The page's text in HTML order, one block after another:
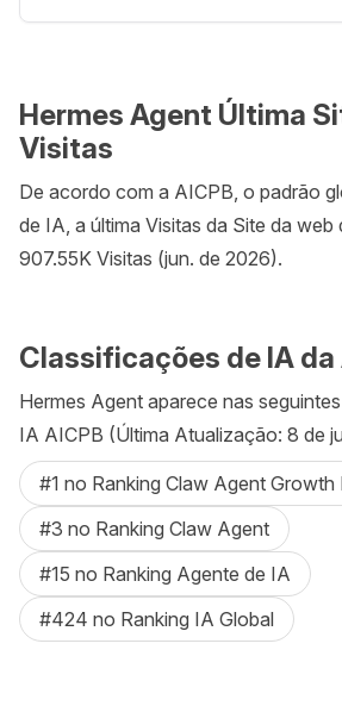
Hermes Agent Última
Visitas
De acordo com a AICPB, o padrão
de IA, a última Visitas da Site da web
907.55K Visitas (jun. de 2026).
Classificações de IA da
Hermes Agent aparece nas
IA AICPB (Última Atualização: 8 de
#1 no Ranking Claw Agent Growth
#3 no Ranking Claw Agent
#15 no Ranking Agente de IA
#424 no Ranking IA Global